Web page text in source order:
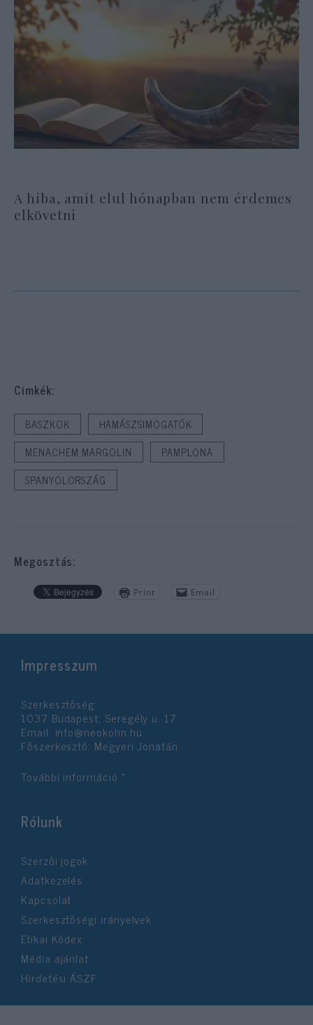
A hiba, amit elul hónapban nem érdemes
elkövetni
Cimkék:
BASZKOK
HAMÁSZSIMOGATÓK
MENACHEM MARGOLIN
PAMPLONA
SPANYOLORSZÁG
Megosztás:
Print Email
Impresszum
Szerkesztőség:
1037 Budapest, Seregély u. 17.
Email: info@neokohn.hu
Főszerkesztő: Megyeri Jonatán
További információ »
Rólunk
Szerzői jogok
Adatkezelés
Kapcsolat
Szerkesztőségi irányelvek
Etikai Kódex
Média ajánlat
Hirdetési ÁSZF